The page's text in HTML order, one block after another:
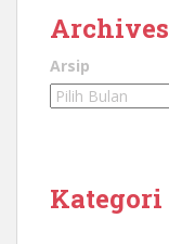
Archives
Arsip
Kategori